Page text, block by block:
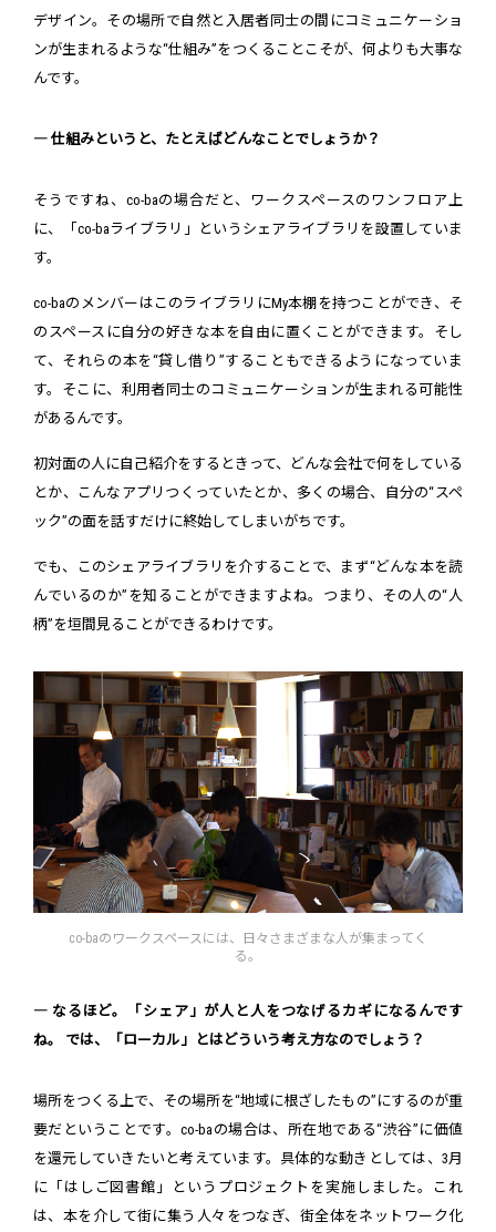
デザイン。その場所で自然と入居者同士の間にコミュニケーショ
ンが生まれるような“仕組み”をつくることこそが、何よりも大事な
んです。
― 仕組みというと、たとえばどんなことでしょうか？
そうですね、co-baの場合だと、ワークスペースのワンフロア上
に、「co-baライブラリ」というシェアライブラリを設置していま
す。
co-baのメンバーはこのライブラリにMy本棚を持つことができ、そ
のスペースに自分の好きな本を自由に置くことができます。そし
て、それらの本を“貸し借り”することもできるようになっていま
す。そこに、利用者同士のコミュニケーションが生まれる可能性
があるんです。
初対面の人に自己紹介をするときって、どんな会社で何をしている
とか、こんなアプリつくっていたとか、多くの場合、自分の“スペ
ック”の面を話すだけに終始してしまいがちです。
でも、このシェアライブラリを介することで、まず“どんな本を読
んでいるのか”を知ることができますよね。つまり、その人の“人
柄”を垣間見ることができるわけです。
co-baのワークスペースには、日々さまざまな人が集まってく
る。
― なるほど。「シェア」が人と人をつなげるカギになるんです
ね。 では、「ローカル」とはどういう考え方なのでしょう？
場所をつくる上で、その場所を“地域に根ざしたもの”にするのが重
要だということです。co-baの場合は、所在地である“渋谷”に価値
を還元していきたいと考えています。具体的な動きとしては、3月
に「はしご図書館」というプロジェクトを実施しました。これ
は、本を介して街に集う人々をつなぎ、街全体をネットワーク化